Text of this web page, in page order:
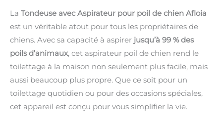
La Tondeuse avec Aspirateur pour poil de chien Afloia
est un véritable atout pour tous les propriétaires de
chiens. Avec sa capacité à aspirer jusqu’à 99 % des
poils d’animaux, cet aspirateur poil de chien rend le
toilettage à la maison non seulement plus facile, mais
aussi beaucoup plus propre. Que ce soit pour un
toilettage quotidien ou pour des occasions spéciales,
cet appareil est conçu pour vous simplifier la vie.